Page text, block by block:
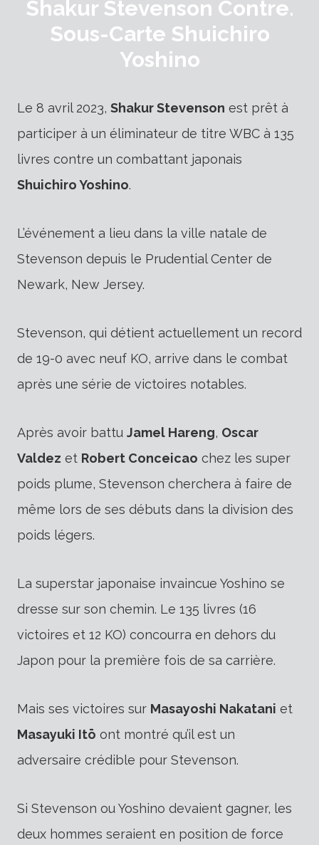
Shakur Stevenson Contre.
Sous-Carte Shuichiro
Yoshino
Le 8 avril 2023, Shakur Stevenson est prêt à
participer à un éliminateur de titre WBC à 135
livres contre un combattant japonais
Shuichiro Yoshino.
L’événement a lieu dans la ville natale de
Stevenson depuis le Prudential Center de
Newark, New Jersey.
Stevenson, qui détient actuellement un record
de 19-0 avec neuf KO, arrive dans le combat
après une série de victoires notables.
Après avoir battu Jamel Hareng, Oscar
Valdez et Robert Conceicao chez les super
poids plume, Stevenson cherchera à faire de
même lors de ses débuts dans la division des
poids légers.
La superstar japonaise invaincue Yoshino se
dresse sur son chemin. Le 135 livres (16
victoires et 12 KO) concourra en dehors du
Japon pour la première fois de sa carrière.
Mais ses victoires sur Masayoshi Nakatani et
Masayuki Itō ont montré qu’il est un
adversaire crédible pour Stevenson.
Si Stevenson ou Yoshino devaient gagner, les
deux hommes seraient en position de force